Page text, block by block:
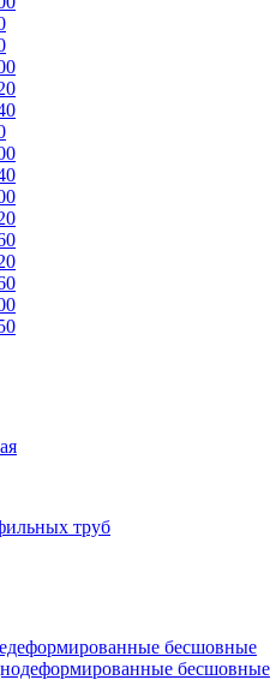
труб
бесшовные
бесшовные